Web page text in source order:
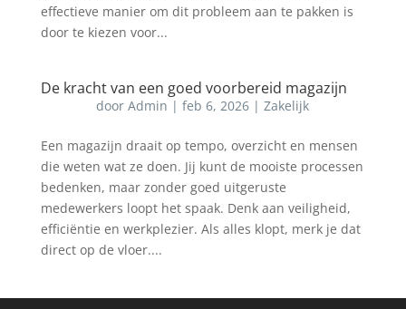
effectieve manier om dit probleem aan te pakken is
door te kiezen voor...
De kracht van een goed voorbereid magazijn
doorAdmin |feb 6, 2026 |Zakelijk
Een magazijn draait op tempo, overzicht en mensen
die weten wat ze doen. Jij kunt de mooiste processen
bedenken, maar zonder goed uitgeruste
medewerkers loopt het spaak. Denk aan veiligheid,
efficiëntie en werkplezier. Als alles klopt, merk je dat
direct op de vloer....